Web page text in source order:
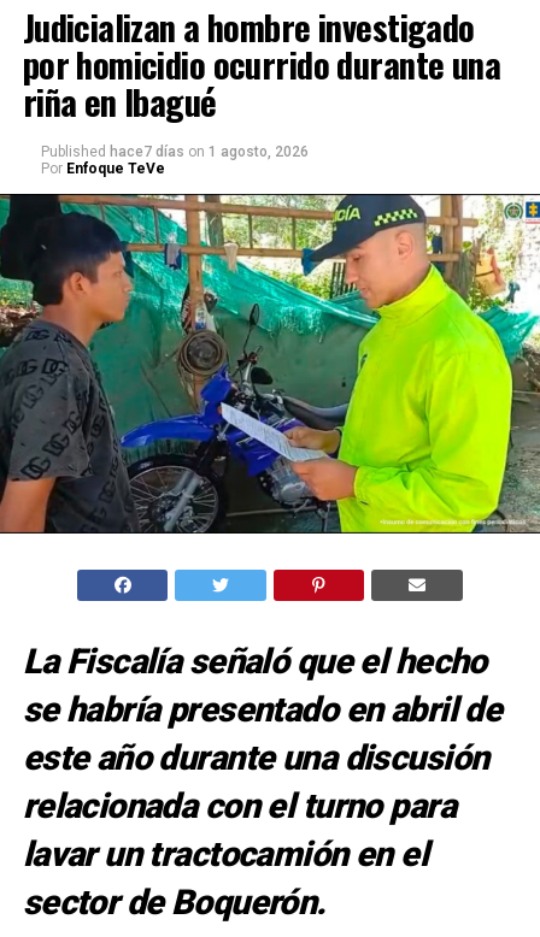
Judicializan a hombre investigado
por homicidio ocurrido durante una
riña en Ibagué
Published hace7 días on 1 agosto, 2026
Por Enfoque TeVe
La Fiscalía señaló que el hecho
se habría presentado en abril de
este año durante una discusión
relacionada con el turno para
lavar un tractocamión en el
sector de Boquerón.